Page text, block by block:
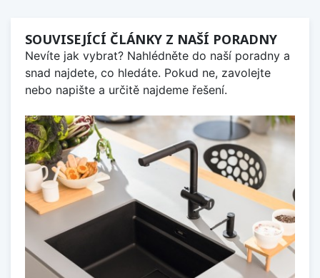
SOUVISEJÍCÍ ČLÁNKY Z NAŠÍ PORADNY
Nevíte jak vybrat? Nahlédněte do naší poradny a
snad najdete, co hledáte. Pokud ne, zavolejte
nebo napište a určitě najdeme řešení.